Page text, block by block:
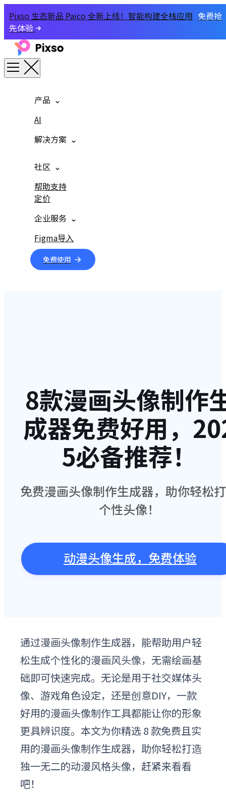
Pixso 生态新品 Paico 全新上线！智能构建全栈应用 免费抢
先体验
产品
AI
解决方案
社区
帮助支持
定价
企业服务
Figma导入
免费使用
8款漫画头像制作
成器免费好用，
5必备推荐！
免费漫画头像制作生成器，助你轻松
个性头像！
动漫头像生成，免费体验
通过漫画头像制作生成器，能帮助用户轻
松生成个性化的漫画风头像，无需绘画基
础即可快速完成。无论是用于社交媒体头
像、游戏角色设定，还是创意DIY，一款
好用的漫画头像制作工具都能让你的形象
更具辨识度。本文为你精选 8 款免费且实
用的漫画头像制作生成器，助你轻松打造
独一无二的动漫风格头像，赶紧来看看
吧！